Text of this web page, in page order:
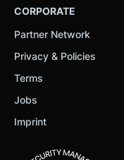
CORPORATE
Partner Network
Privacy & Policies
Terms
Jobs
Imprint